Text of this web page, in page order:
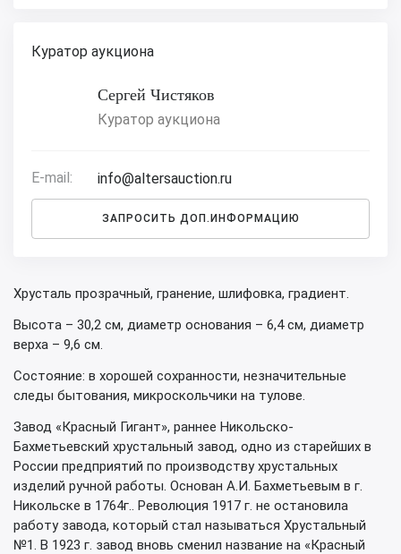
Куратор аукциона
Сергей Чистяков
Куратор аукциона
E-mail: info@altersauction.ru
ЗАПРОСИТЬ ДОП.ИНФОРМАЦИЮ
Хрусталь прозрачный, гранение, шлифовка, градиент.
Высота – 30,2 см, диаметр основания – 6,4 см, диаметр
верха – 9,6 см.
Состояние: в хорошей сохранности, незначительные
следы бытования, микроскольчики на тулове.
Завод «Красный Гигант», раннее Никольско-
Бахметьевский хрустальный завод, одно из старейших в
России предприятий по производству хрустальных
изделий ручной работы. Основан А.И. Бахметьевым в г.
Никольске в 1764г.. Революция 1917 г. не остановила
работу завода, который стал называться Хрустальный
№1. В 1923 г. завод вновь сменил название на «Красный